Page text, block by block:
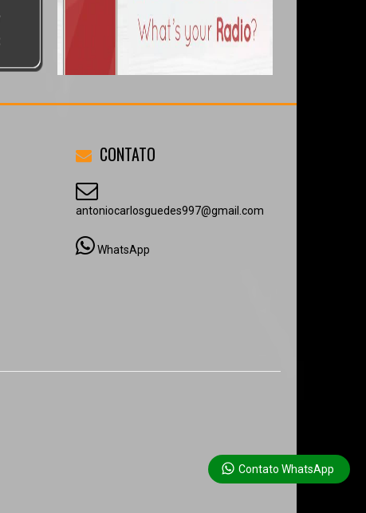
Contato WhatsApp
CONTATO
antoniocarlosguedes997@gmail.com
WhatsApp